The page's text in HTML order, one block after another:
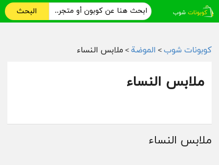
البحث
كوبونات شوب > الموضة > ملابس النساء
ملابس النساء
ملابس النساء